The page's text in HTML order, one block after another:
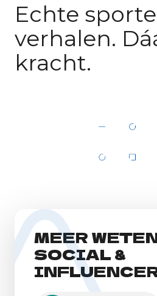
Echte
verhalen.
kracht.
MEER
SOCIAL &